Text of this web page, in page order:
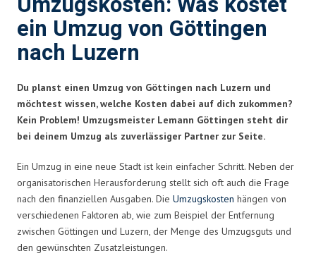
ein Umzug von Göttingen
nach Luzern
Du planst einen Umzug von Göttingen nach Luzern und
möchtest wissen, welche Kosten dabei auf dich zukommen?
Kein Problem! Umzugsmeister Lemann Göttingen steht dir
bei deinem Umzug als zuverlässiger Partner zur Seite.
Ein Umzug in eine neue Stadt ist kein einfacher Schritt. Neben der
organisatorischen Herausforderung stellt sich oft auch die Frage
nach den finanziellen Ausgaben. Die Umzugskosten hängen von
verschiedenen Faktoren ab, wie zum Beispiel der Entfernung
zwischen Göttingen und Luzern, der Menge des Umzugsguts und
den gewünschten Zusatzleistungen.